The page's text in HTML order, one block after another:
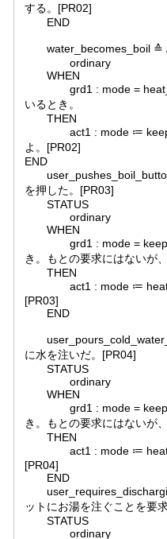
する。[PR02]
END
water_becomes_boil ≙
ordinary
WHEN
grd1 : mode =
いるとき。
THEN
act1 : mode ≔
よ。[PR02]
END
を押した。[PR03]
STATUS
ordinary
WHEN
grd1 : mode =
き。もとの要求にはないが
THEN
act1 : mode ≔
[PR03]
END
に水を注いだ。[PR04]
STATUS
ordinary
WHEN
grd1 : mode =
き。もとの要求にはないが
THEN
act1 : mode ≔
[PR04]
END
ットにお湯を注ぐことを要
STATUS
ordinary